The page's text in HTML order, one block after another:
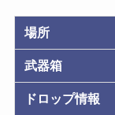
場所
武器箱
ドロップ情報